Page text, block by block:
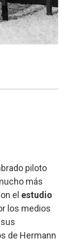
piloto
más
el estudio
los medios
de Hermann